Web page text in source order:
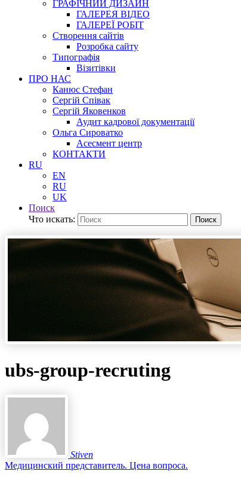
ГРАФІЧНИЙ ДИЗАЙН
ГАЛЕРЕЯ ВІДЕО
ГАЛЕРЕЇ РОБІТ
Створення сайтів
Розробка сайту
Типографія
Візитівки
ПРО НАС
Канюс Стефан
Сергій Співак
Сергій Яковенков
Аудит кадрової документації
Ольга Сироватко
Асесмент центр
КОНТАКТИ
RU
EN
RU
UK
Поиск
Что искать:
Поиск
ubs-group-recruting
Stiven
Медицинский представитель. Цена вопроса.